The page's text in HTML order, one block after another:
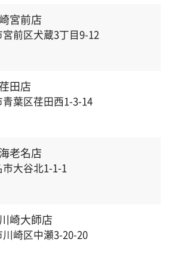
宮前店
前区犬蔵3丁目9-12
田店
葉区荏田西1-3-14
老名店
大谷北1-1-1
崎大師店
崎区中瀬3-20-20